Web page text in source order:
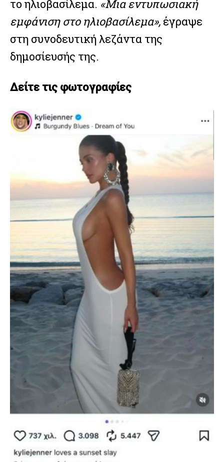
το ηλιοβασίλεμα. «Μια εντυπωσιακή
εμφάνιση στο ηλιοβασίλεμα», έγραψε
στη συνοδευτική λεζάντα της
δημοσίευσής της.
Δείτε τις φωτογραφίες